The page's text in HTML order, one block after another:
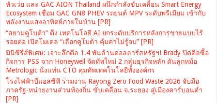
หัวเว่ย และ GAC AION Thailand ผนึกกำลังขับเคลื่อน Smart Energy
Ecosystem เชื่อม GAC GN8 PHEV รถยนต์ MPV ระดับพรีเมียม เข้ากับ
พลังงานแสงอาทิตย์ภายในบ้าน [PR]
“สยามคูโบต้า” ดึง เทคโนโลยี AI ยกระดับบริการหลังการขายแบบไร้
รอยต่อ เปิดโมเดล “เลือกคูโบต้า คุ้มค่าไม่รู้จบ” [PR]
มินิซีรี่ส์พิเศษ: เจาะลึกดีล 1.4 พันล้านดอลลาร์สหรัฐฯ! Brady ปิดดีลซื้อ
กิจการ PSS จาก Honeywell จัดทัพใหม่ 2 กลุ่มธุรกิจหลัก ดันลูกหม้อ
Metrologic นั่งแท่น CTO คุมทัพเทคโนโลยีทั้งองค์กร
โรงไฟฟ้าบีแอลซีพี ร่วมงาน Rayong Zero Food Waste 2026 จับมือ
ภาครัฐ-หน่วยงานส่วนท้องถิ่น ขับเคลื่อน จ.ระยอง สู่เมืองคาร์บอนต่ำ
[PR]